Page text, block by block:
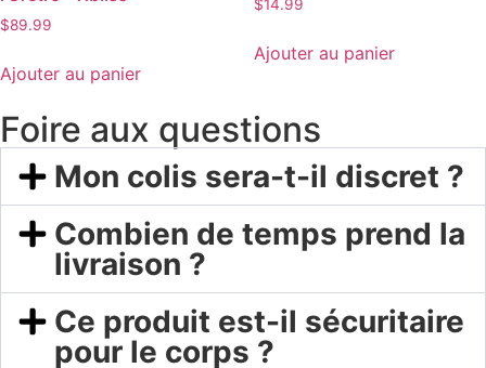
$89.99
Ajouter au panier
$14.99
Ajouter au panier
Foire aux questions
Mon colis sera-t-il discret ?
Combien de temps prend la
livraison ?
Ce produit est-il sécuritaire
pour le corps ?